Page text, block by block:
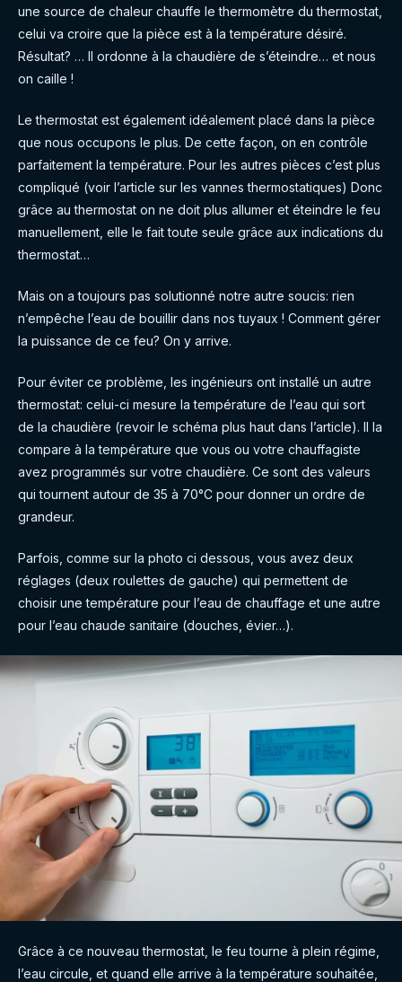
une source de chaleur chauffe le thermomètre du thermostat,
celui va croire que la pièce est à la température désiré.
Résultat? … Il ordonne à la chaudière de s’éteindre… et nous
on caille !
Le thermostat est également idéalement placé dans la pièce
que nous occupons le plus. De cette façon, on en contrôle
parfaitement la température. Pour les autres pièces c’est plus
compliqué (voir l’article sur les vannes thermostatiques) Donc
grâce au thermostat on ne doit plus allumer et éteindre le feu
manuellement, elle le fait toute seule grâce aux indications du
thermostat…
Mais on a toujours pas solutionné notre autre soucis: rien
n’empêche l’eau de bouillir dans nos tuyaux ! Comment gérer
la puissance de ce feu? On y arrive.
Pour éviter ce problème, les ingénieurs ont installé un autre
thermostat: celui-ci mesure la température de l’eau qui sort
de la chaudière (revoir le schéma plus haut dans l’article). Il la
compare à la température que vous ou votre chauffagiste
avez programmés sur votre chaudière. Ce sont des valeurs
qui tournent autour de 35 à 70°C pour donner un ordre de
grandeur.
Parfois, comme sur la photo ci dessous, vous avez deux
réglages (deux roulettes de gauche) qui permettent de
choisir une température pour l’eau de chauffage et une autre
pour l’eau chaude sanitaire (douches, évier…).
Grâce à ce nouveau thermostat, le feu tourne à plein régime,
l’eau circule, et quand elle arrive à la température souhaitée,